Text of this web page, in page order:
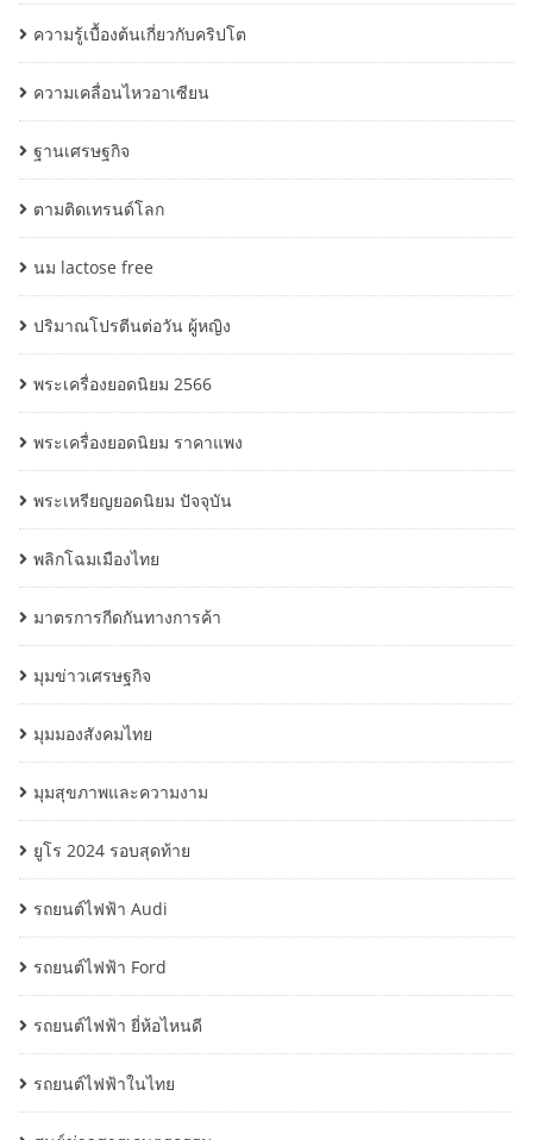
ความรู้เบื้องต้นเกี่ยวกับคริปโต
ความเคลื่อนไหวอาเซียน
ฐานเศรษฐกิจ
ตามติดเทรนด์โลก
นม lactose free
ปริมาณโปรตีนต่อวัน ผู้หญิง
พระเครื่องยอดนิยม 2566
พระเครื่องยอดนิยม ราคาแพง
พระเหรียญยอดนิยม ปัจจุบัน
พลิกโฉมเมืองไทย
มาตรการกีดกันทางการค้า
มุมข่าวเศรษฐกิจ
มุมมองสังคมไทย
มุมสุขภาพและความงาม
ยูโร 2024 รอบสุดท้าย
รถยนต์ไฟฟ้า Audi
รถยนต์ไฟฟ้า Ford
รถยนต์ไฟฟ้า ยี่ห้อไหนดี
รถยนต์ไฟฟ้าในไทย